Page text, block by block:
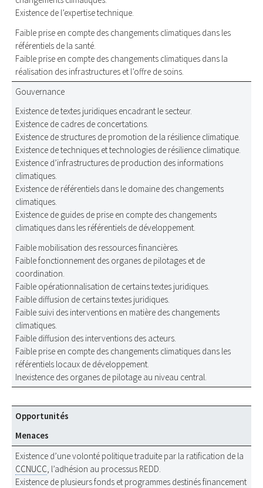
Existence de l’expertise technique.
Faible prise en compte des changements climatiques dans les
référentiels de la santé.
Faible prise en compte des changements climatiques dans la
réalisation des infrastructures et l’offre de soins.
Gouvernance
Existence de textes juridiques encadrant le secteur.
Existence de cadres de concertations.
Existence de structures de promotion de la résilience climatique.
Existence de techniques et technologies de résilience climatique.
Existence d’infrastructures de production des informations
climatiques.
Existence de référentiels dans le domaine des changements
climatiques.
Existence de guides de prise en compte des changements
climatiques dans les référentiels de développement.
Faible mobilisation des ressources financières.
Faible fonctionnement des organes de pilotages et de
coordination.
Faible opérationnalisation de certains textes juridiques.
Faible diffusion de certains textes juridiques.
Faible suivi des interventions en matière des changements
climatiques.
Faible diffusion des interventions des acteurs.
Faible prise en compte des changements climatiques dans les
référentiels locaux de développement.
Inexistence des organes de pilotage au niveau central.
Opportunités
Menaces
Existence d’une volonté politique traduite par la ratification de la
CCNUCC, l’adhésion au processus REDD.
Existence de plusieurs fonds et programmes destinés financement